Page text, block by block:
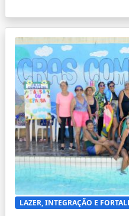
LAZER, INTEGRAÇÃO E